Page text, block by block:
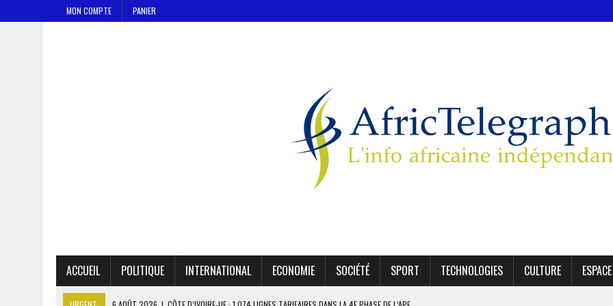
MON COMPTE PANIER
ACCUEIL POLITIQUE INTERNATIONAL ECONOMIE SOCIÉTÉ SPORT TECHNOLOGIES CULTURE